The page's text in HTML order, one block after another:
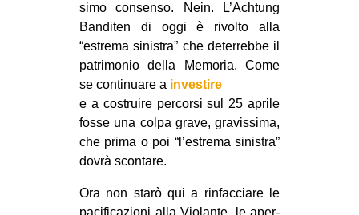
simo con­senso. Nein. L’Achtung
Ban­di­ten di oggi è rivolto alla
“estrema sini­stra” che deter­rebbe il
patri­mo­nio della Memo­ria. Come
se con­ti­nuare a inve­stire
e a costruire per­corsi sul 25 aprile
fosse una colpa grave, gra­vis­sima,
che prima o poi “l’estrema sini­stra”
dovrà scontare.
Ora non starò qui a rin­fac­ciare le